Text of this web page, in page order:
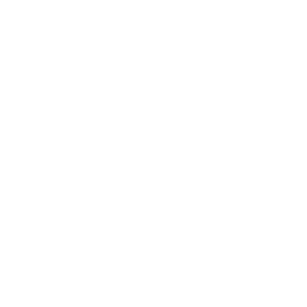
Die LogiMAT, internationale Fachmesse für
Maßstäbe und gilt als führende Plattform mit
rund um den effizienten und sicheren Umgang mit
sowie die Nutzung virtueller Welten zur Entwicklung
PohlCon präsentiert in Zusammenarbeit mit
bodenbündige oder bodennahe Montage
Stand auf der LogiMAT vertreten sein wird und an
WCPS ermöglich es, mobile autonome Roboter im